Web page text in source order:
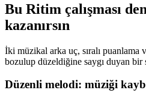
Bu Ritim çalışması
kazanırsın
İki müzikal arka uç, sıralı puanlama
bozulup düzeldiğine saygı duyan
Düzenli melodi: müziği